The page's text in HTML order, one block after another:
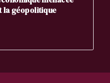
la géopolitique